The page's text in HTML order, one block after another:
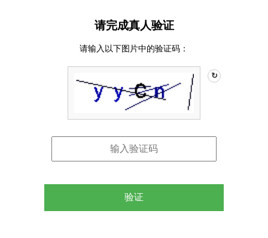
请完成真人验证
请输入以下图片中的验证码：
↻
验证